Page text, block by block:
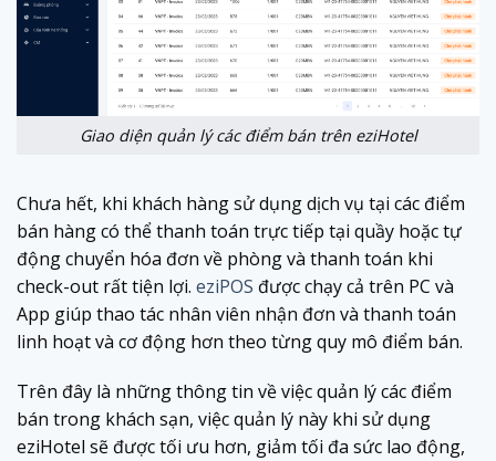
Giao diện quản lý các điểm bán trên eziHotel
Chưa hết, khi khách hàng sử dụng dịch vụ tại các điểm
bán hàng có thể thanh toán trực tiếp tại quầy hoặc tự
động chuyển hóa đơn về phòng và thanh toán khi
check-out rất tiện lợi. eziPOS được chạy cả trên PC và
App giúp thao tác nhân viên nhận đơn và thanh toán
linh hoạt và cơ động hơn theo từng quy mô điểm bán.
Trên đây là những thông tin về việc quản lý các điểm
bán trong khách sạn, việc quản lý này khi sử dụng
eziHotel sẽ được tối ưu hơn, giảm tối đa sức lao động,